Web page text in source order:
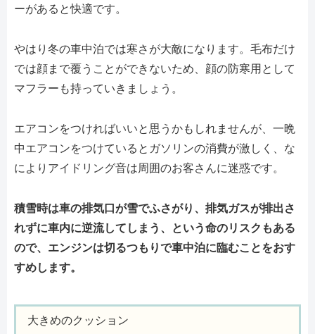
ーがあると快適です。
やはり冬の車中泊では寒さが大敵になります。毛布だけ
では顔まで覆うことができないため、顔の防寒用として
マフラーも持っていきましょう。
エアコンをつければいいと思うかもしれませんが、一晩
中エアコンをつけているとガソリンの消費が激しく、な
によりアイドリング音は周囲のお客さんに迷惑です。
積雪時は車の排気口が雪でふさがり、排気ガスが排出さ
れずに車内に逆流してしまう、という命のリスクもある
ので、エンジンは切るつもりで車中泊に臨むことをおす
すめします。
大きめのクッション